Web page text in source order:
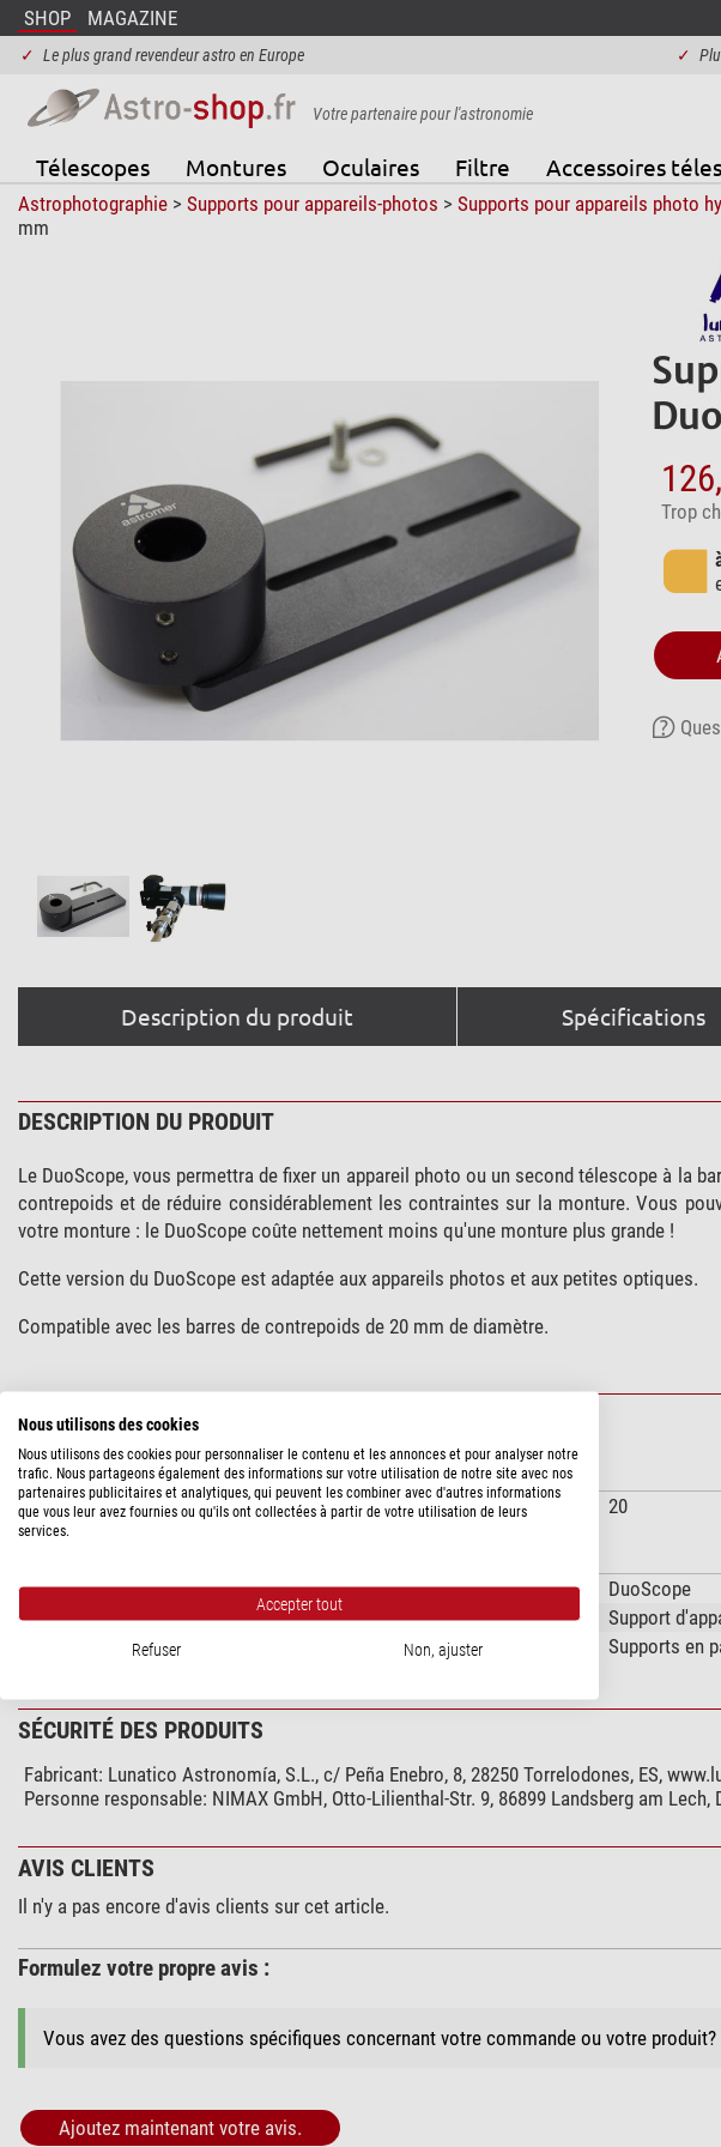
SHOP MAGAZINE
✓ Le plus grand revendeur astro en Europe ✓
Votre partenaire pour l'astronomie
Télescopes Montures Oculaires Filtre Accessoires
Astrophotographie> Supports pour appareils-photos > Supports pour appareils photo
mm
Trop
Description du produit Spécifications
DESCRIPTION DU PRODUIT
Le DuoScope, vous permettra de fixer un appareil photo ou un second télescope à la
contrepoids et de réduire considérablement les contraintes sur la monture. Vous
votre monture : le DuoScope coûte nettement moins qu'une monture plus grande !
Cette version du DuoScope est adaptée aux appareils photos et aux petites optiques.
Compatible avec les barres de contrepoids de 20 mm de diamètre.
SPÉCIFICATIONS
Capacité
Diamètre de la barre contrepoids (mm)
20
Série
DuoScope
Type
Support
Type de construction
Supports en
SÉCURITÉ DES PRODUITS
Fabricant: Lunatico Astronomía, S.L., c/ Peña Enebro, 8, 28250 Torrelodones, ES,
Personne responsable: NIMAX GmbH, Otto-Lilienthal-Str. 9, 86899 Landsberg am Lech,
AVIS CLIENTS
Il n'y a pas encore d'avis clients sur cet article.
Formulez votre propre avis :
Vous avez des questions spécifiques concernant votre commande ou votre produit?
Ajoutez maintenant votre avis.
Nous utilisons des cookies
Nous utilisons des cookies pour personnaliser le contenu et les annonces et pour analyser notre
trafic. Nous partageons également des informations sur votre utilisation de notre site avec nos
partenaires publicitaires et analytiques, qui peuvent les combiner avec d'autres informations
que vous leur avez fournies ou qu'ils ont collectées à partir de votre utilisation de leurs
services.
Accepter tout
Refuser Non, ajuster